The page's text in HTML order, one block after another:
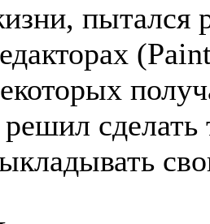
пытался
решил